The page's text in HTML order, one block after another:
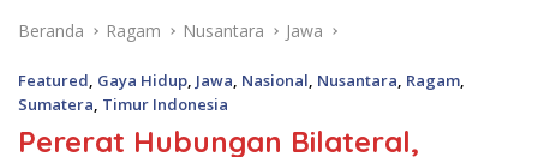
Beranda Ragam Nusantara Jawa
Featured Gaya Hidup Jawa Nasional Nusantara Ragam
Sumatera Timur Indonesia
Pererat Hubungan Bilateral,